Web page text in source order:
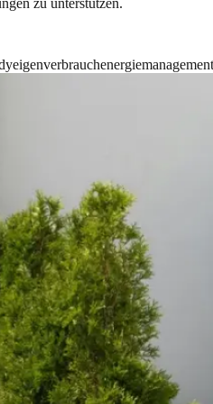
eigenverbrauchenergiemanagement